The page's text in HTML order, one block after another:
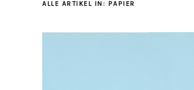
ALLE ARTIKEL IN: PAPIER